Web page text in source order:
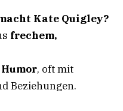
Kate Quigley?
frechem,
, oft mit
Beziehungen.